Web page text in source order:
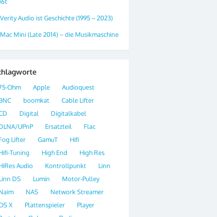
Verity Audio ist Geschichte (1995 – 2023)
Mac Mini (Late 2014) – die Musikmaschine
Ohm Apple
Audioquest
boomkat
Cable Lifter
Digital
Digitalkabel
UPnP
Ersatzteil
Flac
Lifter
GamuT
Hifi
Tuning
High End
High Res
Audio
Kontrollpunkt
Linn
DS
Lumin
Motor-Pulley
NAS
Network Streamer
X
Plattenspieler
Player